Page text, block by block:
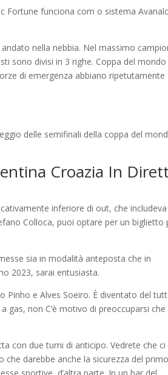
Fortune funciona com o sistema
nella nebbia. Nel massimo
sono divisi in 3 righe. Coppa del mondo
di emergenza abbiano ripetutamente
delle semifinali della coppa del
Croazia In
inferiore di out, che
Colloca, puoi optare per un biglietto
sia in modalità anteposta che in
2023, sarai entusiasta.
Pinho e Alves Soeiro. È diventato del
non C’è motivo di preoccuparsi che
con due turni di anticipo. Vedrete che ci
darebbe anche la sicurezza del primo